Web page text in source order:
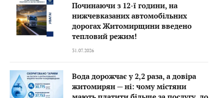
Починаючи з 12-ї години, на
нижчевказаних автомобільних
дорогах Житомирщини введено
тепловий режим!
31.07.2026
Вода дорожчає у 2,2 раза, а довіра
житомирян — ні: чому містяни